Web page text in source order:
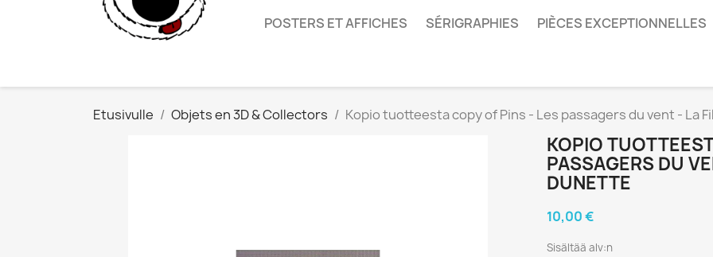
POSTERS ET AFFICHES
SÉRIGRAPHIES PIÈCES EXCEPTIONNELLES
Etusivulle Objets en 3D & Collectors Kopio tuotteesta copy of Pins - Les passagers du vent - La
KOPIO
PASSAGERS DU
DUNETTE
10,00 €
Sisältää alv:n